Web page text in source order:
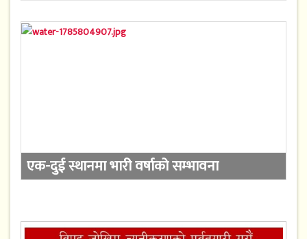
एक-दुई स्थानमा भारी वर्षाको सम्भावना